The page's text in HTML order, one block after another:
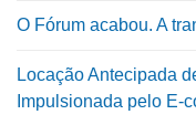
O Fórum acabou. A
Locação Antecipada
Impulsionada pelo E-